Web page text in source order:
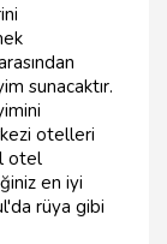
sunacaktır.
otelleri
otel
en iyi
rüya gibi